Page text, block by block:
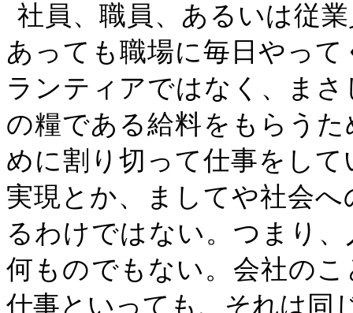
社員、職員、あるいは従
あっても職場に毎日やっ
ランティアではなく、ま
の糧である給料をもらう
めに割り切って仕事をし
実現とか、ましてや社会
るわけではない。つまり
何ものでもない。会社の
仕事といっても、それは同